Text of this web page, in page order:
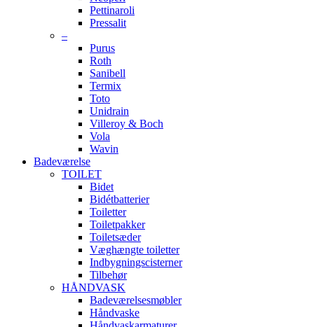
Pettinaroli
Pressalit
–
Purus
Roth
Sanibell
Termix
Toto
Unidrain
Villeroy & Boch
Vola
Wavin
Badeværelse
TOILET
Bidet
Bidétbatterier
Toiletter
Toiletpakker
Toiletsæder
Væghængte toiletter
Indbygningscisterner
Tilbehør
HÅNDVASK
Badeværelsesmøbler
Håndvaske